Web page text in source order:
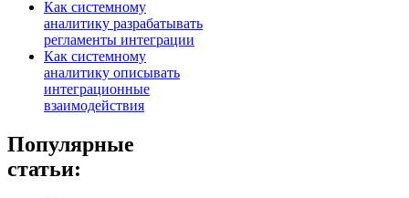
Как системному
аналитику разрабатывать
регламенты интеграции
Как системному
аналитику описывать
интеграционные
взаимодействия
Популярные
статьи: